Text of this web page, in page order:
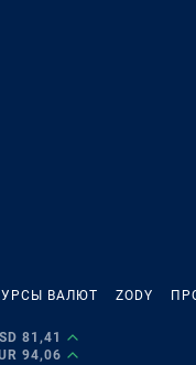
ВАЛЮТ ZODY
81,41
94,06